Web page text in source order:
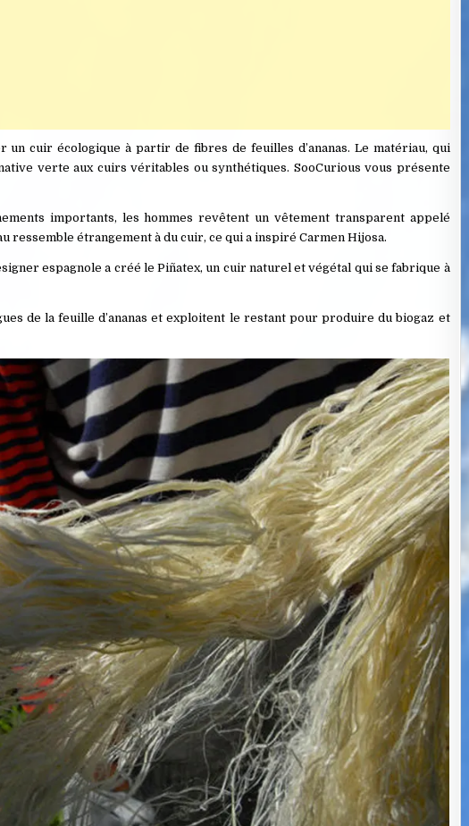
cuir écologique à partir de fibres de feuilles d’ananas. Le matériau, qui
verte aux cuirs véritables ou synthétiques. SooCurious vous présente
importants, les hommes revêtent un vêtement transparent appelé
ressemble étrangement à du cuir, ce qui a inspiré Carmen Hijosa.
espagnole a créé le Piñatex, un cuir naturel et végétal qui se fabrique à
de la feuille d’ananas et exploitent le restant pour produire du biogaz et